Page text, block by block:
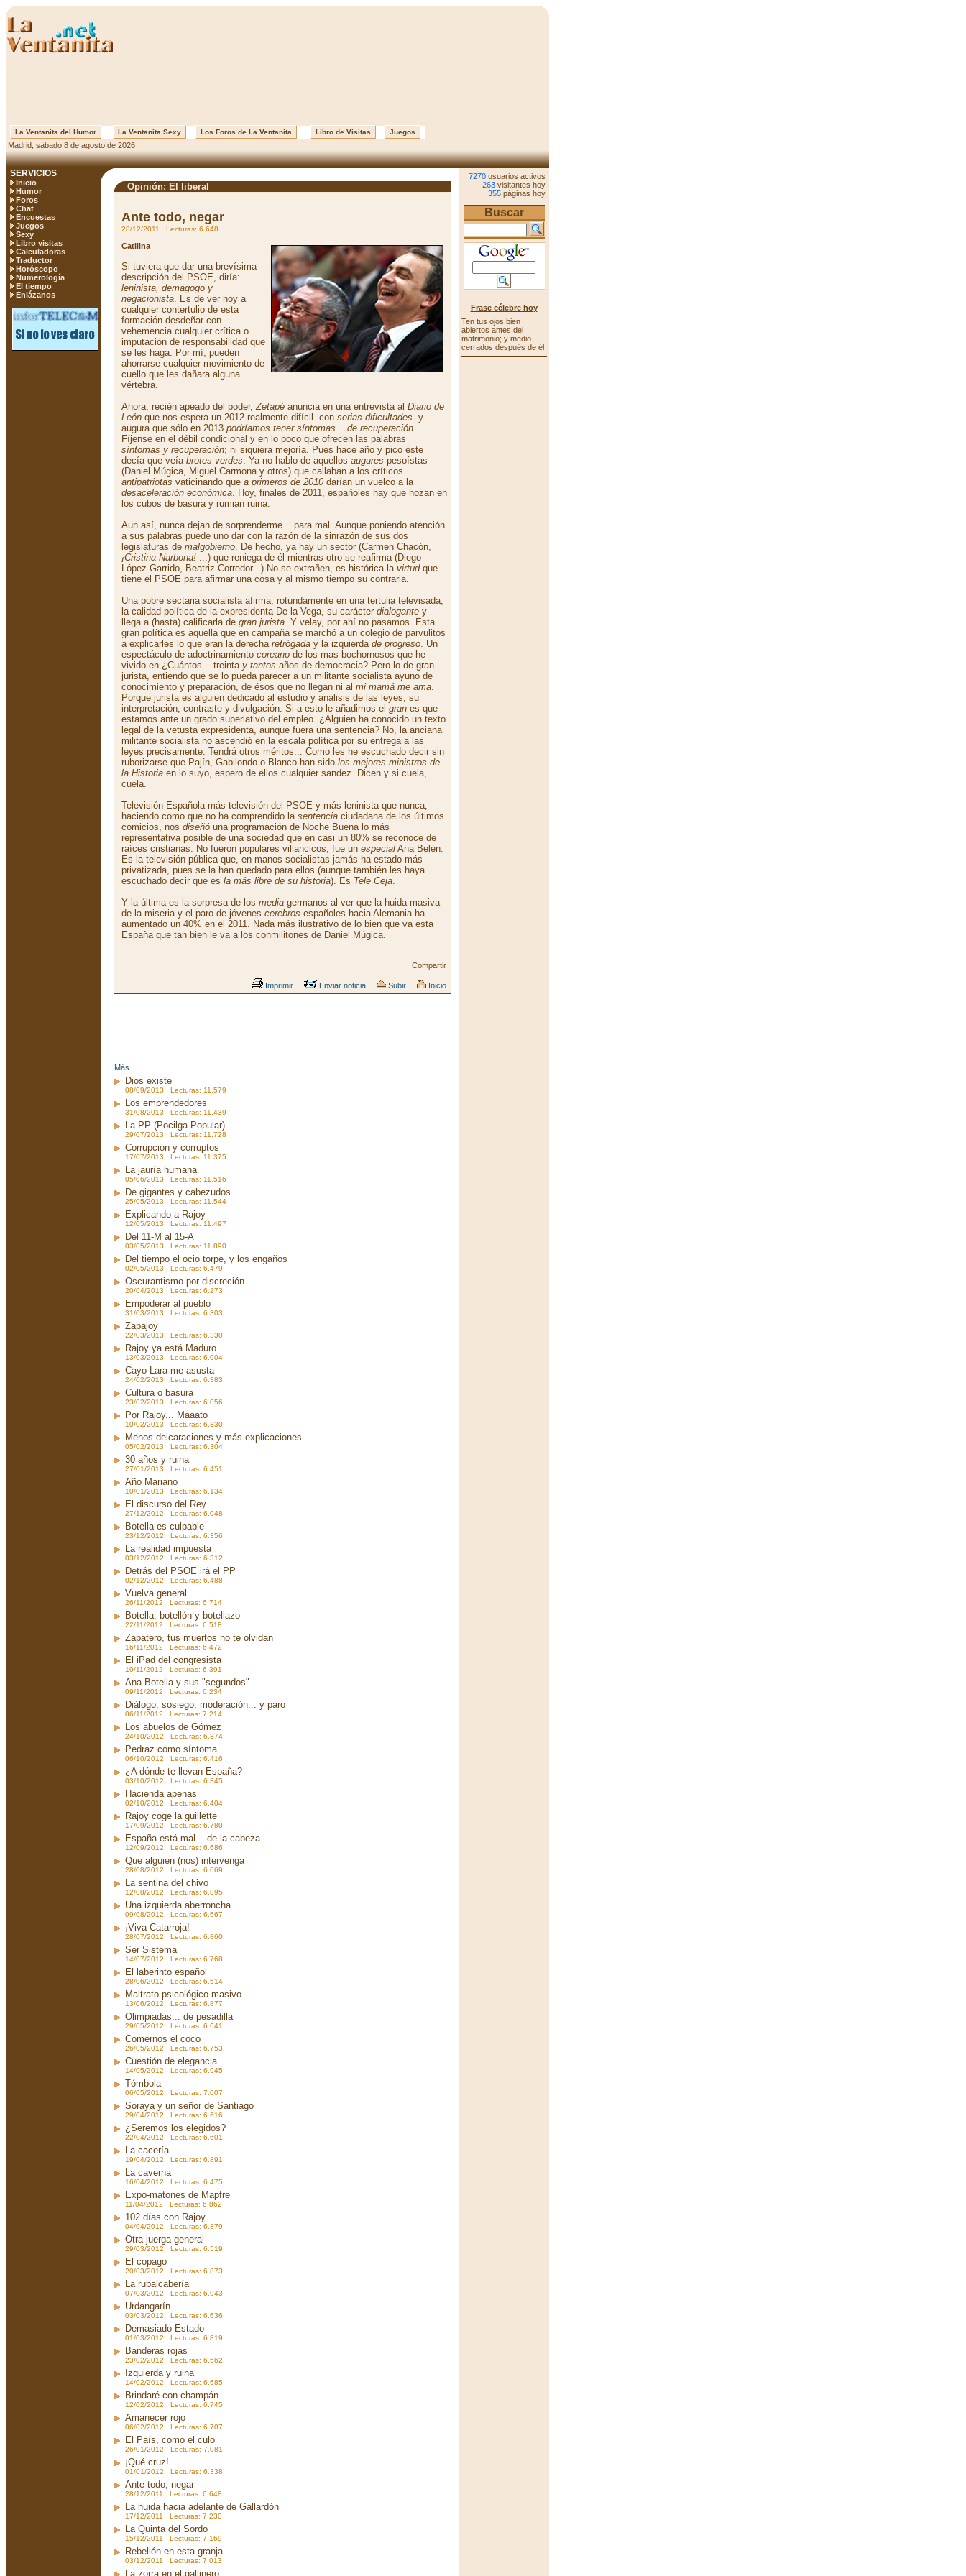
La Ventanita del Humor La Ventanita Sexy Los Foros de La Ventanita Libro de Visitas Juegos
Madrid, sábado 8 de agosto de 2026
SERVICIOS
Inicio
Humor
Foros
Chat
Encuestas
Juegos
Sexy
Libro visitas
Calculadoras
Traductor
Horóscopo
Numerología
El tiempo
Enlázanos
Opinión: El liberal
Ante todo, negar
28/12/2011 Lecturas: 6.648
Catilina
Si tuviera que dar una brevísima
descripción del PSOE, diría:
leninista, demagogo y
negacionista. Es de ver hoy a
cualquier contertulio de esta
formación desdeñar con
vehemencia cualquier crítica o
imputación de responsabilidad que
se les haga. Por mí, pueden
ahorrarse cualquier movimiento de
cuello que les dañara alguna
vértebra.
Ahora, recién apeado del poder,Zetapé anuncia en una entrevista al Diario de
León que nos espera un 2012 realmente difícil -con serias dificultades- y
augura que sólo en 2013 podríamos tener síntomas... de recuperación.
Fíjense en el débil condicional y en lo poco que ofrecen las palabras
síntomas y recuperación; ni siquiera mejoría. Pues hace año y pico éste
decía que veía brotes verdes. Ya no hablo de aquellos augures pesoístas
(Daniel Múgica, Miguel Carmona y otros) que callaban a los críticos
antipatriotas vaticinando que a primeros de 2010 darían un vuelco a la
desaceleración económica. Hoy, finales de 2011, españoles hay que hozan en
los cubos de basura y rumian ruina.
Aun así, nunca dejan de sorprenderme... para mal. Aunque poniendo atención
a sus palabras puede uno dar con la razón de la sinrazón de sus dos
legislaturas de malgobierno. De hecho, ya hay un sector (Carmen Chacón,
¡Cristina Narbona! ...) que reniega de él mientras otro se reafirma (Diego
López Garrido, Beatriz Corredor...) No se extrañen, es histórica la virtudque
tiene el PSOE para afirmar una cosa y al mismo tiempo su contraria.
Una pobre sectaria socialista afirma, rotundamente en una tertulia televisada,
la calidad política de la expresidenta De la Vega, su carácter dialogante y
llega a (hasta) calificarla de gran jurista. Y velay, por ahí no pasamos. Esta
gran política es aquella que en campaña se marchó a un colegio de parvulitos
a explicarles lo que eran la derecha retrógada y la izquierda de progreso. Un
espectáculo de adoctrinamiento coreano de los mas bochornosos que he
vivido en ¿Cuántos... treinta y tantos años de democracia? Pero lo de gran
jurista, entiendo que se lo pueda parecer a un militante socialista ayuno de
conocimiento y preparación, de ésos que no llegan ni al mi mamá me ama.
Porque jurista es alguien dedicado al estudio y análisis de las leyes, su
interpretación, contraste y divulgación. Si a esto le añadimos el gran es que
estamos ante un grado superlativo del empleo. ¿Alguien ha conocido un texto
legal de la vetusta expresidenta, aunque fuera una sentencia? No, la anciana
militante socialista no ascendió en la escala política por su entrega a las
leyes precisamente. Tendrá otros méritos... Como les he escuchado decir sin
ruborizarse que Pajín, Gabilondo o Blanco han sido los mejores ministros de
la Historia en lo suyo, espero de ellos cualquier sandez. Dicen y si cuela,
cuela.
Televisión Española más televisión del PSOE y más leninista que nunca,
haciendo como que no ha comprendido la sentencia ciudadana de los últimos
comicios, nos diseñó una programación de Noche Buena lo más
representativa posible de una sociedad que en casi un 80% se reconoce de
raíces cristianas: No fueron populares villancicos, fue un especial Ana Belén.
Es la televisión pública que, en manos socialistas jamás ha estado más
privatizada, pues se la han quedado para ellos (aunque también les haya
escuchado decir que es la más libre de su historia). Es Tele Ceja.
Y la última es la sorpresa de los media germanos al ver que la huida masiva
de la miseria y el paro de jóvenes cerebros españoles hacia Alemania ha
aumentado un 40% en el 2011. Nada más ilustrativo de lo bien que va esta
España que tan bien le va a los conmilitones de Daniel Múgica.
Compartir
Imprimir Enviar noticia Subir Inicio
Más...
Dios existe
08/09/2013 Lecturas: 11.579
Los emprendedores
31/08/2013 Lecturas: 11.439
La PP (Pocilga Popular)
29/07/2013 Lecturas: 11.728
Corrupción y corruptos
17/07/2013 Lecturas: 11.375
La jauría humana
05/06/2013 Lecturas: 11.516
De gigantes y cabezudos
25/05/2013 Lecturas: 11.544
Explicando a Rajoy
12/05/2013 Lecturas: 11.497
Del 11-M al 15-A
03/05/2013 Lecturas: 11.890
Del tiempo el ocio torpe, y los engaños
02/05/2013 Lecturas: 6.479
Oscurantismo por discreción
20/04/2013 Lecturas: 6.273
Empoderar al pueblo
31/03/2013 Lecturas: 6.303
Zapajoy
22/03/2013 Lecturas: 6.330
Rajoy ya está Maduro
13/03/2013 Lecturas: 6.004
Cayo Lara me asusta
24/02/2013 Lecturas: 6.383
Cultura o basura
23/02/2013 Lecturas: 6.056
Por Rajoy... Maaato
10/02/2013 Lecturas: 6.330
Menos delcaraciones y más explicaciones
05/02/2013 Lecturas: 6.304
30 años y ruina
27/01/2013 Lecturas: 6.451
Año Mariano
10/01/2013 Lecturas: 6.134
El discurso del Rey
27/12/2012 Lecturas: 6.048
Botella es culpable
23/12/2012 Lecturas: 6.356
La realidad impuesta
03/12/2012 Lecturas: 6.312
Detrás del PSOE irá el PP
02/12/2012 Lecturas: 6.488
Vuelva general
26/11/2012 Lecturas: 6.714
Botella, botellón y botellazo
22/11/2012 Lecturas: 6.518
Zapatero, tus muertos no te olvidan
16/11/2012 Lecturas: 6.472
El iPad del congresista
10/11/2012 Lecturas: 6.391
Ana Botella y sus "segundos"
09/11/2012 Lecturas: 6.234
Diálogo, sosiego, moderación... y paro
06/11/2012 Lecturas: 7.214
Los abuelos de Gómez
24/10/2012 Lecturas: 6.374
Pedraz como síntoma
06/10/2012 Lecturas: 6.416
¿A dónde te llevan España?
03/10/2012 Lecturas: 6.345
Hacienda apenas
02/10/2012 Lecturas: 6.404
Rajoy coge la guillette
17/09/2012 Lecturas: 6.780
España está mal... de la cabeza
12/09/2012 Lecturas: 6.686
Que alguien (nos) intervenga
28/08/2012 Lecturas: 6.669
La sentina del chivo
12/08/2012 Lecturas: 6.895
Una izquierda aberroncha
09/08/2012 Lecturas: 6.667
¡Viva Catarroja!
28/07/2012 Lecturas: 6.860
Ser Sistema
14/07/2012 Lecturas: 6.768
El laberinto español
28/06/2012 Lecturas: 6.514
Maltrato psicológico masivo
13/06/2012 Lecturas: 6.877
Olimpiadas... de pesadilla
29/05/2012 Lecturas: 6.641
Comernos el coco
26/05/2012 Lecturas: 6.753
Cuestión de elegancia
14/05/2012 Lecturas: 6.945
Tómbola
06/05/2012 Lecturas: 7.007
Soraya y un señor de Santiago
29/04/2012 Lecturas: 6.616
¿Seremos los elegidos?
22/04/2012 Lecturas: 6.601
La cacería
19/04/2012 Lecturas: 6.891
La caverna
16/04/2012 Lecturas: 6.475
Expo-matones de Mapfre
11/04/2012 Lecturas: 6.862
102 días con Rajoy
04/04/2012 Lecturas: 6.879
Otra juerga general
29/03/2012 Lecturas: 6.519
El copago
20/03/2012 Lecturas: 6.873
La rubalcabería
07/03/2012 Lecturas: 6.943
Urdangarín
03/03/2012 Lecturas: 6.636
Demasiado Estado
01/03/2012 Lecturas: 6.819
Banderas rojas
23/02/2012 Lecturas: 6.562
Izquierda y ruina
14/02/2012 Lecturas: 6.685
Brindaré con champán
12/02/2012 Lecturas: 6.745
Amanecer rojo
06/02/2012 Lecturas: 6.707
El País, como el culo
26/01/2012 Lecturas: 7.081
¡Qué cruz!
01/01/2012 Lecturas: 6.338
Ante todo, negar
28/12/2011 Lecturas: 6.648
La huida hacia adelante de Gallardón
17/12/2011 Lecturas: 7.230
La Quinta del Sordo
15/12/2011 Lecturas: 7.169
Rebelión en esta granja
03/12/2011 Lecturas: 7.013
La zorra en el gallinero
7270 usuarios activos
263 visitantes hoy
355 páginas hoy
Buscar
Frase célebre hoy
Ten tus ojos bien
abiertos antes del
matrimonio; y medio
cerrados después de él